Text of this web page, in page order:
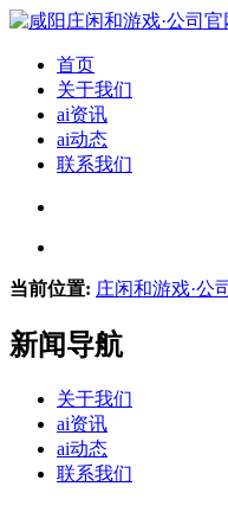
首页
关于我们
ai资讯
ai动态
联系我们
当前位置: 庄闲和游戏·公
新闻导航
关于我们
ai资讯
ai动态
联系我们